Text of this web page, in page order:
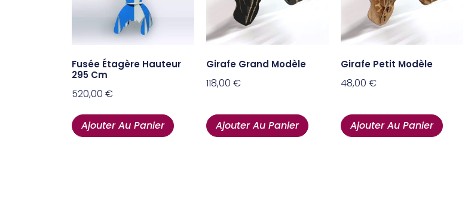
Fusée Étagère Hauteur
295 Cm
520,00 €
Ajouter Au Panier
Girafe Grand Modèle
118,00 €
Ajouter Au Panier
Girafe Petit Modèle
48,00 €
Ajouter Au Panier